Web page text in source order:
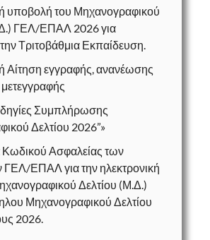
υποβολή του Μηχανογραφικού
ΓΕΛ/ΕΠΑΛ 2026 για
Τριτοβάθμια Εκπαίδευση.
Αίτηση εγγραφής, ανανέωσης
Συμπλήρωσης
Δελτίου 2026”»
Κωδικού Ασφαλείας των
ΕΠΑΛ για την ηλεκτρονική
Δελτίου (Μ.Δ.)
Μηχανογραφικού Δελτίου
2026.